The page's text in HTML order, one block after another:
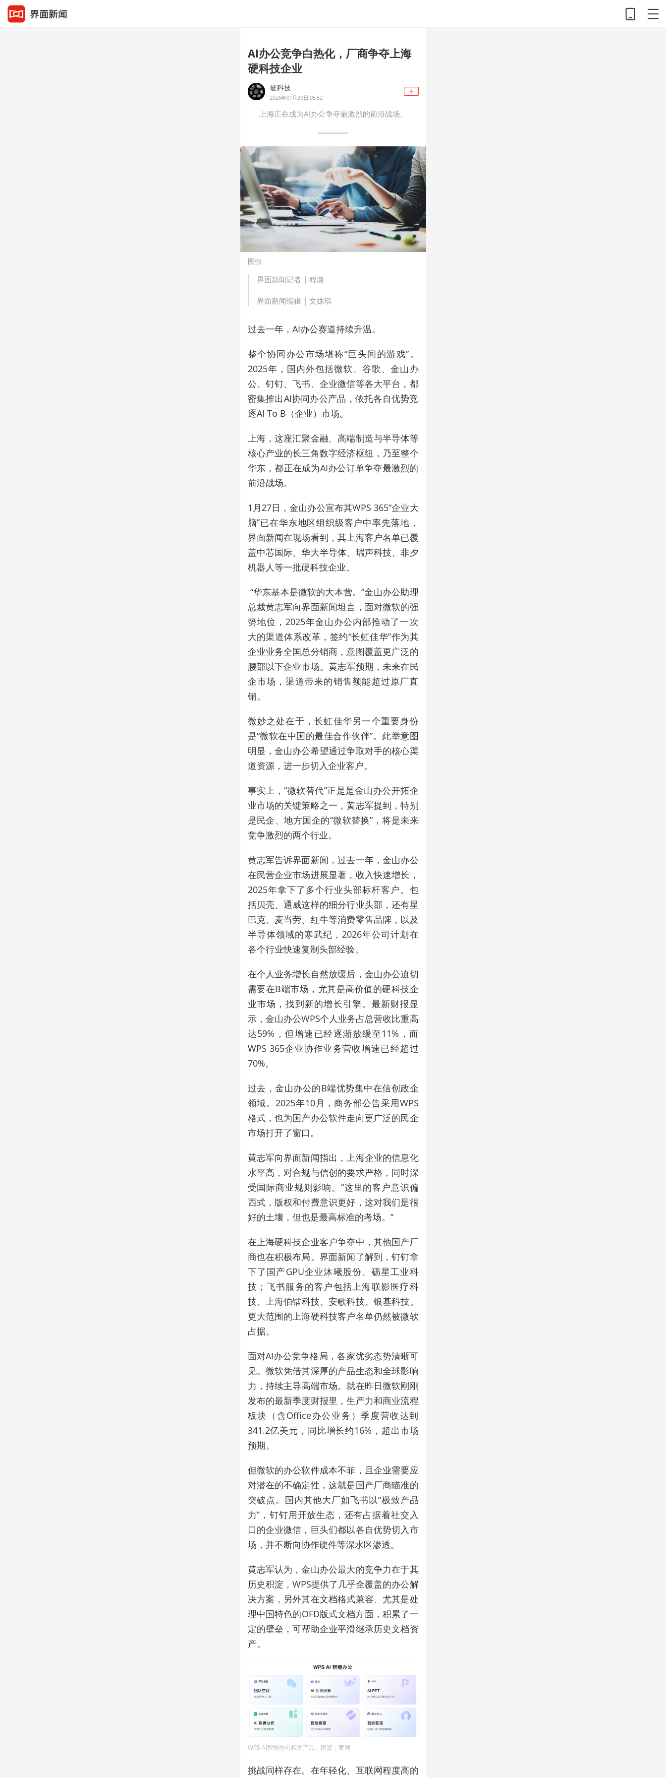
AI办公竞争白热化，厂商争夺上海
硬科技企业
硬科技
2026年01月29日 05:52
上海正在成为AI办公争夺最激烈的前沿战场。
图虫
界面新闻记者 | 程璐
界面新闻编辑 | 文姝琪
过去一年，AI办公赛道持续升温。
整个协同办公市场堪称“巨头间的游戏”。
2025年，国内外包括微软、谷歌、金山办
公、钉钉、飞书、企业微信等各大平台，都
密集推出AI协同办公产品，依托各自优势竞
逐AI To B（企业）市场。
上海，这座汇聚金融、高端制造与半导体等
核心产业的长三角数字经济枢纽，乃至整个
华东，都正在成为AI办公订单争夺最激烈的
前沿战场。
1月27日，金山办公宣布其WPS 365“企业大
脑”已在华东地区组织级客户中率先落地，
界面新闻在现场看到，其上海客户名单已覆
盖中芯国际、华大半导体、瑞声科技、非夕
机器人等一批硬科技企业。
“华东基本是微软的大本营。”金山办公助理
总裁黄志军向界面新闻坦言， 面对微软的强
势地位， 2025年金山办公内部推动了一次
大的渠道体系改革，签约“长虹佳华”作为其
企业业务全国总分销商，意图覆盖更广泛的
腰部以下企业市场。黄志军预期，未来在民
企市场，渠道带来的销售额能超过原厂直
销。
微妙之处在于，长虹佳华另一个重要身份
是“微软在中国的最佳合作伙伴”。此举意图
明显，金山办公希望通过争取对手的核心渠
道资源， 进一步切入企业客户。
事实上，“微软替代”正是是金山办公开拓企
业市场的关键策略之一，黄志军提到，特别
是民企、地方国企的“微软替换”，将是未来
竞争激烈的两个行业。
黄志军告诉界面新闻，过去一年，金山办公
在民营企业市场进展显著，收入快速增长，
2025年拿下了多个行业头部标杆客户。包
括贝壳、通威这样的细分行业头部，还有星
巴克、麦当劳、红牛等消费零售品牌，以及
半导体领域的寒武纪，2026年公司计划在
各个行业快速复制头部经验。
在个人业务增长自然放缓后，金山办公迫切
需要在B端市场，尤其是高价值的硬科技企
业市场，找到新的增长引擎。最新财报显
示，金山办公WPS个人业务占总营收比重高
达59%，但增速已经逐渐放缓至11%，而
WPS 365企业协作业务营收增速已经超过
70%。
过去，金山办公的B端优势集中在信创政企
领域。2025年10月，商务部公告采用WPS
格式，也为国产办公软件走向更广泛的民企
市场打开了窗口。
黄志军向界面新闻指出，上海企业的信息化
水平高，对合规与信创的要求严格，同时深
受国际商业规则影响。“这里的客户意识偏
西式，版权和付费意识更好，这对我们是很
好的土壤，但也是最高标准的考场。”
在上海硬科技企业客户争夺中， 其他国产厂
商也在积极布局。界面新闻了解到，钉钉拿
下了国产GPU企业沐曦股份、砺星工业科
技；飞书服务的客户包括上海联影医疗科
技、上海伯镭科技、安歌科技、银基科技。
更大范围的上海硬科技客户名单仍然被微软
占据。
面对AI办公竞争格局，各家优劣态势清晰可
见。微软凭借其深厚的产品生态和全球影响
力， 持续主导高端市场。就在昨日微软刚刚
发布的最新季度财报里，生产力和商业流程
板块（含Office办公业务）季度营收达到
341.2亿美元，同比增长约16%，超出市场
预期。
但微软的办公软件成本不菲，且企业需要应
对潜在的不确定性，这就是国产厂商瞄准的
突破点。国内其他大厂如飞书以“极致产品
力”，钉钉用开放生态，还有占据着社交入
口的企业微信，巨头们都以各自优势切入市
场，并不断向协作硬件等深水区渗透。
黄志军认为，金山办公最大的竞争力在于其
历史积淀，WPS提供了几乎全覆盖的办公解
决方案，另外其在文档格式兼容、尤其是处
理中国特色的OFD版式文档方面，积累了一
定的壁垒，可帮助企业平滑继承历史文档资
产。
WPS AI智能办公相关产品。图源：官网
挑战同样存在。在年轻化、互联网程度高的